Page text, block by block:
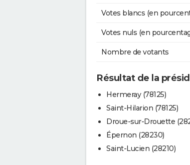
Votes blancs (en
Votes nuls (en
Nombre de votants
Résultat de la
Hermeray (78125)
Saint-Hilarion (78125)
Droue-sur-Drouette
Épernon (28230)
Saint-Lucien (28210)